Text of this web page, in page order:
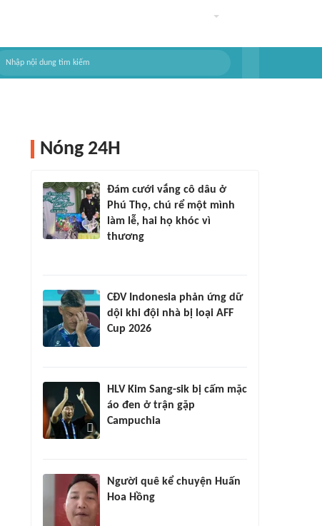
Nóng 24H
Đám cưới vắng cô dâu ở
Phú Thọ, chú rể một mình
làm lễ, hai họ khóc vì
thương
CĐV Indonesia phản ứng dữ
dội khi đội nhà bị loại AFF
Cup 2026
HLV Kim Sang-sik bị cấm mặc
áo đen ở trận gặp
Campuchia
Người quê kể chuyện Huấn
Hoa Hồng